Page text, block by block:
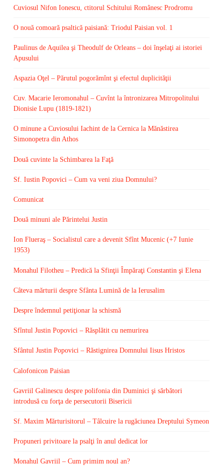
Cuviosul Nifon Ionescu, ctitorul Schitului Românesc Prodromu
O nouă comoară psaltică paisiană: Triodul Paisian vol. 1
Paulinus de Aquilea şi Theodulf de Orleans – doi înşelaţi ai istoriei
Apusului
Aspazia Oţel – Părutul pogorămînt şi efectul duplicităţii
Cuv. Macarie Ieromonahul – Cuvînt la întronizarea Mitropolitului
Dionisie Lupu (1819-1821)
O minune a Cuviosului Iachint de la Cernica la Mănăstirea
Simonopetra din Athos
Două cuvinte la Schimbarea la Faţă
Sf. Iustin Popovici – Cum va veni ziua Domnului?
Comunicat
Două minuni ale Părintelui Justin
Ion Flueraş – Socialistul care a devenit Sfînt Mucenic (+7 Iunie
1953)
Monahul Filotheu – Predică la Sfinţii Împăraţi Constantin şi Elena
Câteva mărturii despre Sfânta Lumină de la Ierusalim
Despre îndemnul petiţionar la schismă
Sfîntul Justin Popovici – Răsplătit cu nemurirea
Sfântul Justin Popovici – Răstignirea Domnului Iisus Hristos
Calofonicon Paisian
Gavriil Galinescu despre polifonia din Duminici şi sărbători
introdusă cu forţa de persecutorii Bisericii
Sf. Maxim Mărturisitorul – Tâlcuire la rugăciunea Dreptului Symeon
Propuneri privitoare la psalţi în anul dedicat lor
Monahul Gavriil – Cum primim noul an?